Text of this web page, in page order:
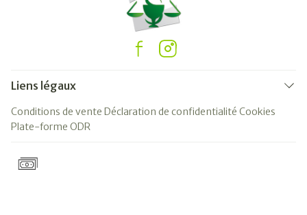
Liens légaux
Conditions de vente Déclaration de confidentialité Cookies
Plate-forme ODR